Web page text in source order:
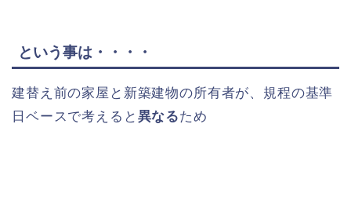
という事は・・・・
建替え前の家屋と新築建物の所有者が、規程の基準
日ベースで考えると 異なるため